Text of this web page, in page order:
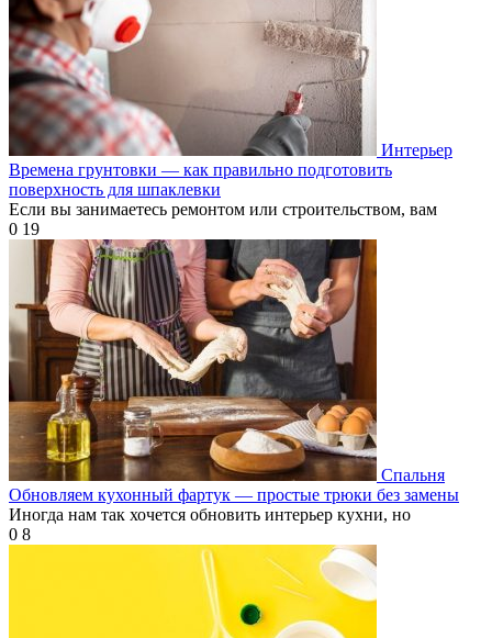
Интерьер
Времена грунтовки — как правильно подготовить
поверхность для шпаклевки
Если вы занимаетесь ремонтом или строительством, вам
0 19
Спальня
Обновляем кухонный фартук — простые трюки без замены
Иногда нам так хочется обновить интерьер кухни, но
0 8